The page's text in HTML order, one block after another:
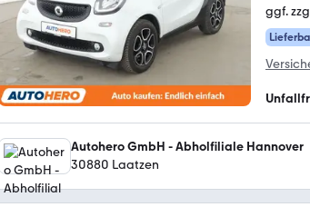
ggf.
Autohero GmbH - Abholfiliale Hannover
30880 Laatzen